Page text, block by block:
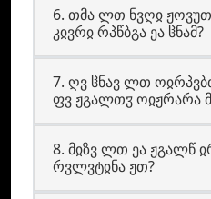
6. თმა ლთ ნვღჲ
კჲვრჲ რპწბგა ეა ჱნამ?
7. ღვ ჱნავ ლთ
ფვ ჟგალთჳ ოჲჟრარა
8. მჲზვ ლთ ეა ჟგალწ
რვლვტჲნა ჟთ?